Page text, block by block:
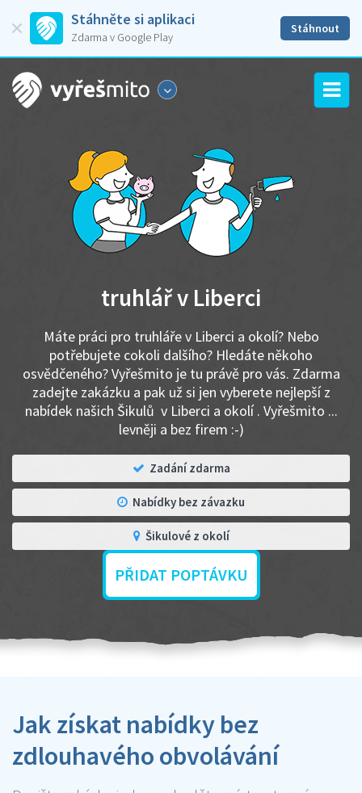
Stáhněte si aplikaci
Zdarma v Google Play
Stáhnout
truhlář v Liberci
Máte práci pro truhláře v Liberci a okolí? Nebo
potřebujete cokoli dalšího? Hledáte někoho
osvědčeného? Vyřešmito je tu právě pro vás. Zdarma
zadejte zakázku a pak už si jen vyberete nejlepší z
nabídek našich Šikulů v Liberci a okolí . Vyřešmito ...
levněji a bez firem :-)
Zadání zdarma
Nabídky bez závazku
Šikulové z okolí
PŘIDAT POPTÁVKU
Jak získat nabídky bez
zdlouhavého obvolávání